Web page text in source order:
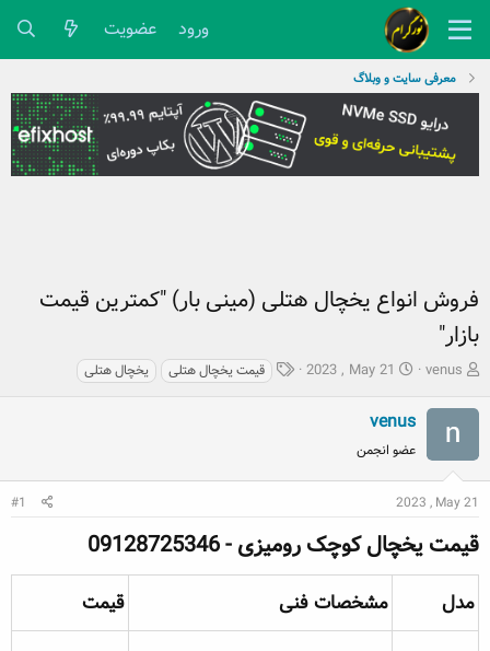
ورود عضویت
معرفی سایت و وبلاگ
فروش انواع یخچال هتلی (مینی بار) "کمترین قیمت
بازار"
ش
و
ع
ک
ن
ن
ه
ض
و
venus
ت
ر
ی
خ
ش
ع
2023 , May 21
ب
ه
قیمت یخچال هتلی یخچال هتلی
venus
عضو انجمن
2023 , May 21
#1
قیمت یخچال کوچک رومیزی - 09128725346​
مدل​ مشخصات فنی​ قیمت​